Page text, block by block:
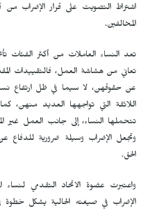
اشتراط التصويت على قرار الإضراب
المخالفين.
تعد النساء العاملات من أكثر الفئات
تعاني من هشاشة العمل، فالتقييدات
عن حقوقهن، لا سيما في ظل ارتفاع
اللائقة التي تواجهها العديد منهن، كما
تتحملها النساء، إلى جانب العمل غير
وتجعل الإضراب وسيلة ضرورية للدفاع
الحق.
واعتبرت عضوة الاتحاد التقدمي لنساء
الإضراب في صيغته الحالية يشكل خطوة